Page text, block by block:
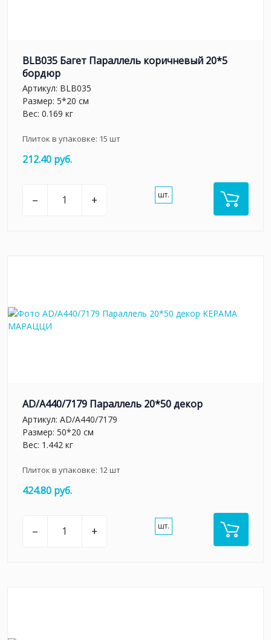
BLB035 Багет Параллель коричневый 20*5
бордюр
Артикул: BLB035
Размер: 5*20 см
Вес: 0.169 кг
Плиток в упаковке: 15 шт
212.40 руб.
– + шт.
AD/A440/7179 Параллель 20*50 декор
Артикул: AD/A440/7179
Размер: 50*20 см
Вес: 1.442 кг
Плиток в упаковке: 12шт
424.80 руб.
– + шт.